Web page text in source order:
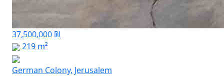
37,500,000 ₪
219 m²
German Colony, Jerusalem